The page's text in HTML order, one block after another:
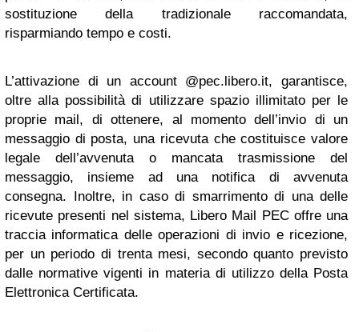
sostituzione della tradizionale raccomandata,
risparmiando tempo e costi.
L’attivazione di un account @pec.libero.it, garantisce,
oltre alla possibilità di utilizzare spazio illimitato per le
proprie mail, di ottenere, al momento dell’invio di un
messaggio di posta, una ricevuta che costituisce valore
legale dell’avvenuta o mancata trasmissione del
messaggio, insieme ad una notifica di avvenuta
consegna. Inoltre, in caso di smarrimento di una delle
ricevute presenti nel sistema, Libero Mail PECoffre una
traccia informatica delle operazioni di invio e ricezione,
per un periodo di trenta mesi, secondo quanto previsto
dalle normative vigenti in materia di utilizzo della Posta
Elettronica Certificata.